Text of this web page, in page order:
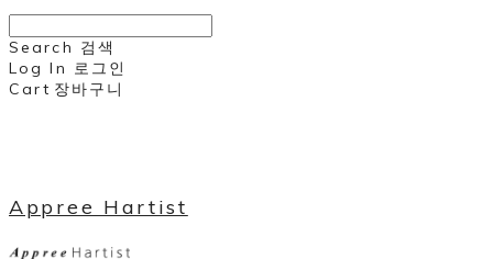
Search 검색
Log In 로그인
Cart 장바구니
Appree Hartist